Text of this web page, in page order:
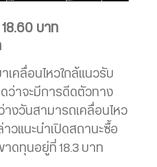
บาท
เคลื่อนไหวใกล้แนวรับ
ดว่าจะมีการดีดตัวทาง
างวันสามารถเคลื่อนไหว
วแนะนำเปิดสถานะซื้อ
าดทุนอยู่ที่ 18.3 บาท